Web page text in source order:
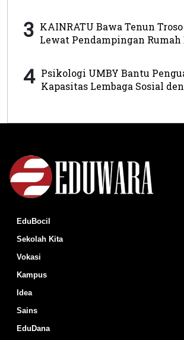
3 KAINRATU Bawa Tenun
Lewat Pendampingan Rumah
4 Psikologi UMBY Bantu
Kapasitas Lembaga Sosial
EduBocil
Sekolah Kita
Vokasi
Kampus
Idea
Sains
EduDana